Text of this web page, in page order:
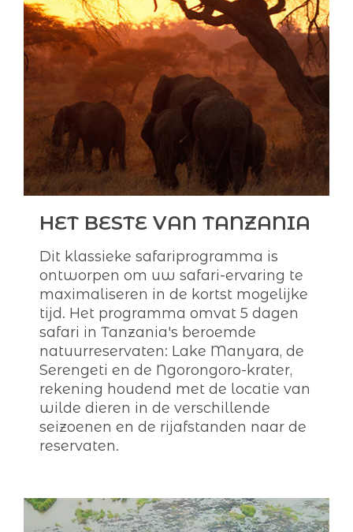
HET BESTE VAN TANZANIA
Dit klassieke safariprogramma is
ontworpen om uw safari-ervaring te
maximaliseren in de kortst mogelijke
tijd. Het programma omvat 5 dagen
safari in Tanzania's beroemde
natuurreservaten: Lake Manyara, de
Serengeti en de Ngorongoro-krater,
rekening houdend met de locatie van
wilde dieren in de verschillende
seizoenen en de rijafstanden naar de
reservaten.